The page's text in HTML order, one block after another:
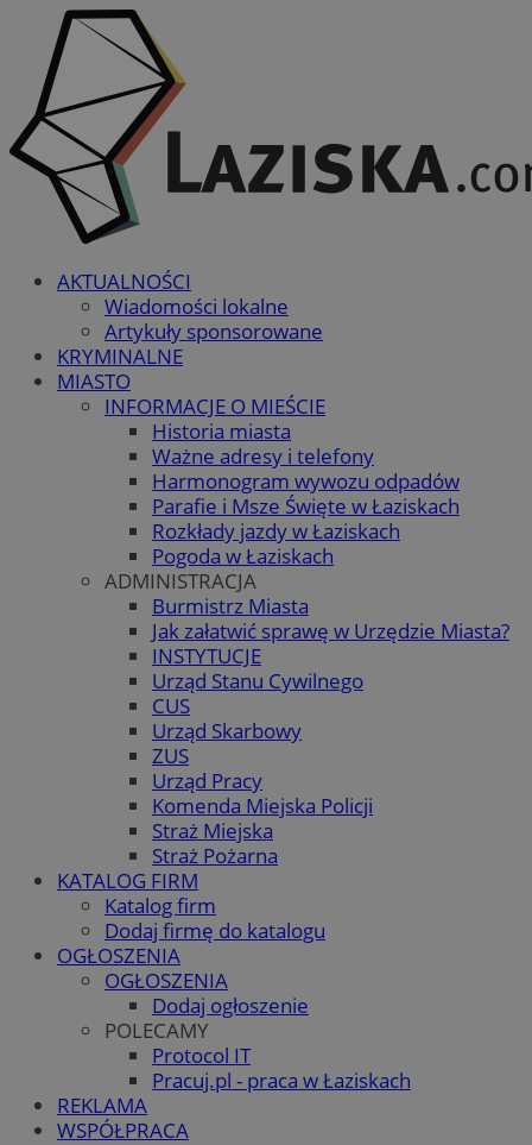
AKTUALNOŚCI
Wiadomości lokalne
Artykuły sponsorowane
KRYMINALNE
MIASTO
INFORMACJE O MIEŚCIE
Historia miasta
Ważne adresy i telefony
Harmonogram wywozu odpadów
Parafie i Msze Święte w Łaziskach
Rozkłady jazdy w Łaziskach
Pogoda w Łaziskach
ADMINISTRACJA
Burmistrz Miasta
Jak załatwić sprawę w Urzędzie Miasta?
INSTYTUCJE
Urząd Stanu Cywilnego
CUS
Urząd Skarbowy
ZUS
Urząd Pracy
Komenda Miejska Policji
Straż Miejska
Straż Pożarna
KATALOG FIRM
Katalog firm
Dodaj firmę do katalogu
OGŁOSZENIA
OGŁOSZENIA
Dodaj ogłoszenie
POLECAMY
Protocol IT
Pracuj.pl - praca w Łaziskach
REKLAMA
WSPÓŁPRACA